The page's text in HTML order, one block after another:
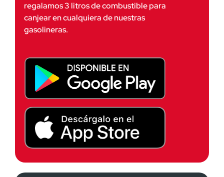
regalamos 3 litros de combustible para
canjear en cualquiera de nuestras
gasolineras.